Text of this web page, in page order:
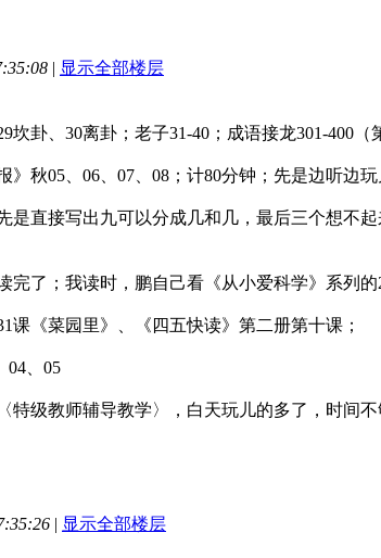
| 显示全部楼层
坎卦、30离卦；老子31-40；成语接龙301-400（
》秋05、06、07、08；计80分钟；先是边听边
是直接写出九可以分成几和几，最后三个想不
完了；我读时，鹏自己看《从小爱科学》系列的
课《菜园里》、《四五快读》第二册第十课；
04、05
特级教师辅导教学〉，白天玩儿的多了，时间不
| 显示全部楼层